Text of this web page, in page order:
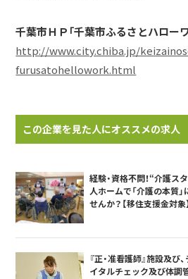
千葉市ＨＰ「千葉市ふるさとハロー
http://www.city.chiba.jp/
furusatohellowork.html
この企業を見た人にオススメの求人
経験・資格不問！“介護ス
人ホームで「介護の本質
せんか？【移住支援金対象】
『正・准看護師』施設及
イタルチェック及び体調